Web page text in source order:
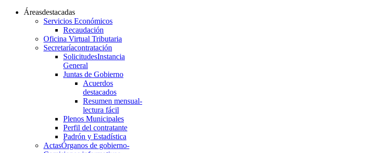
Áreasdestacadas
Servicios Económicos
Recaudación
Oficina Virtual Tributaria
Secretaríacontratación
SolicitudesInstancia
General
Juntas de Gobierno
Acuerdos
destacados
Resumen mensual-
lectura fácil
Plenos Municipales
Perfil del contratante
Padrón y Estadística
ActasÓrganos de gobierno-